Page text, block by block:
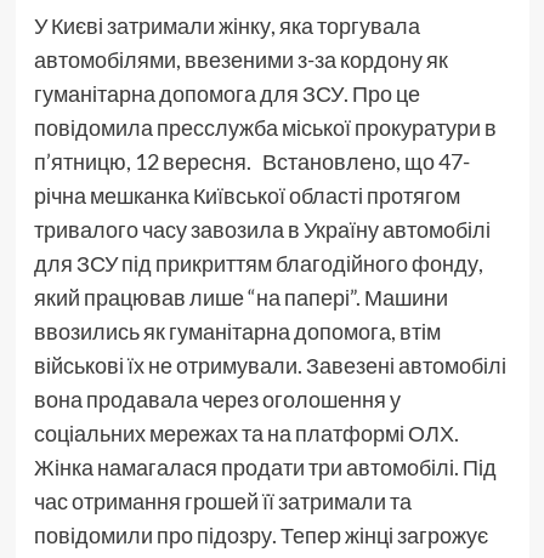
У Києві затримали жінку, яка торгувала
автомобілями, ввезеними з-за кордону як
гуманітарна допомога для ЗСУ. Про це
повідомила пресслужба міської прокуратури в
п’ятницю, 12 вересня. Встановлено, що 47-
річна мешканка Київської області протягом
тривалого часу завозила в Україну автомобілі
для ЗСУ під прикриттям благодійного фонду,
який працював лише “на папері”. Машини
ввозились як гуманітарна допомога, втім
військові їх не отримували. Завезені автомобілі
вона продавала через оголошення у
соціальних мережах та на платформі ОЛХ.
Жінка намагалася продати три автомобілі. Під
час отримання грошей її затримали та
повідомили про підозру. Тепер жінці загрожує